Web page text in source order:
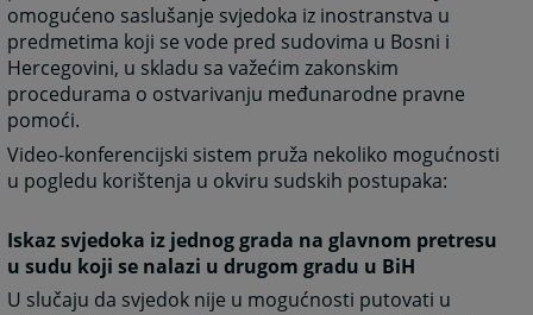
omogućeno saslušanje svjedoka iz inostranstva u
predmetima koji se vode pred sudovima u Bosni i
Hercegovini, u skladu sa važećim zakonskim
procedurama o ostvarivanju međunarodne pravne
pomoći.
Video-konferencijski sistem pruža nekoliko mogućnosti
u pogledu korištenja u okviru sudskih postupaka:
Iskaz svjedoka iz jednog grada na glavnom pretresu
u sudu koji se nalazi u drugom gradu u BiH
U slučaju da svjedok nije u mogućnosti putovati u